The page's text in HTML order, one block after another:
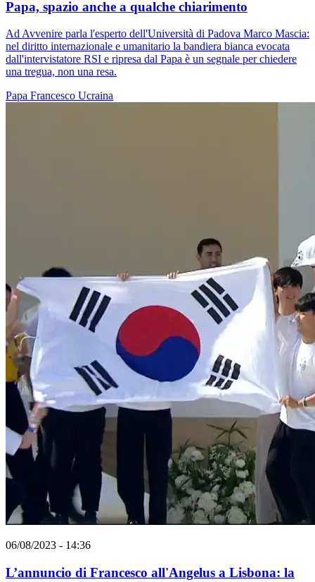
Papa, spazio anche a qualche chiarimento
Ad Avvenire parla l'esperto dell'Università di Padova Marco Mascia:
nel diritto internazionale e umanitario la bandiera bianca evocata
dall'intervistatore RSI e ripresa dal Papa è un segnale per chiedere
una tregua, non una resa.
Papa Francesco Ucraina
06/08/2023 - 14:36
L’annuncio di Francesco all'Angelus a Lisbona: la